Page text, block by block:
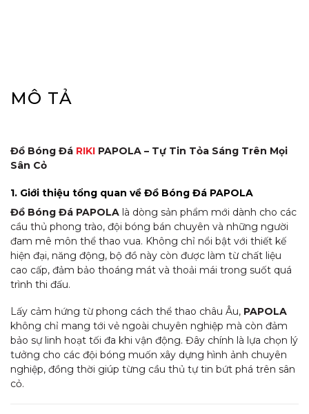
MÔ TẢ
Đồ Bóng Đá RIKI PAPOLA – Tự Tin Tỏa Sáng Trên Mọi
Sân Cỏ
1. Giới thiệu tổng quan về Đồ Bóng Đá PAPOLA
Đồ Bóng Đá PAPOLA là dòng sản phẩm mới dành cho các
cầu thủ phong trào, đội bóng bán chuyên và những người
đam mê môn thể thao vua. Không chỉ nổi bật với thiết kế
hiện đại, năng động, bộ đồ này còn được làm từ chất liệu
cao cấp, đảm bảo thoáng mát và thoải mái trong suốt quá
trình thi đấu.
Lấy cảm hứng từ phong cách thể thao châu Âu, PAPOLA
không chỉ mang tới vẻ ngoài chuyên nghiệp mà còn đảm
bảo sự linh hoạt tối đa khi vận động. Đây chính là lựa chọn lý
tưởng cho các đội bóng muốn xây dựng hình ảnh chuyên
nghiệp, đồng thời giúp từng cầu thủ tự tin bứt phá trên sân
cỏ.